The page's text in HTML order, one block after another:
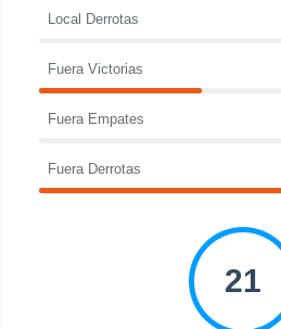
Local Derrotas
Fuera Victorias
Fuera Empates
Fuera Derrotas
21